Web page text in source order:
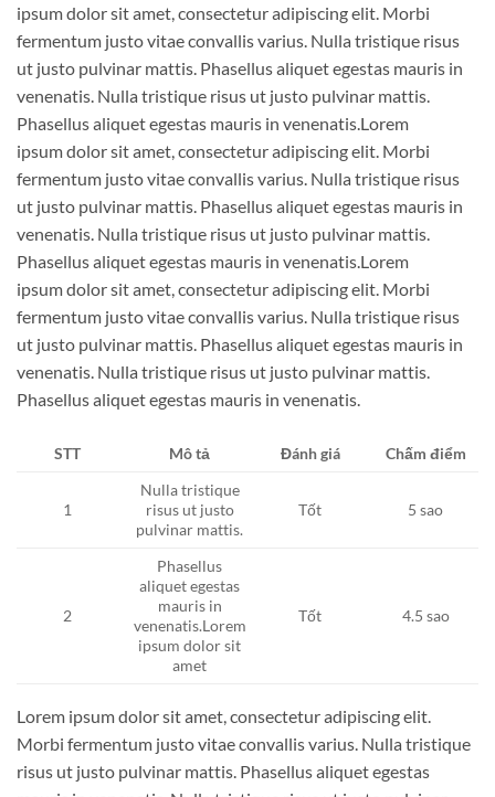
ipsum dolor sit amet, consectetur adipiscing elit. Morbi
fermentum justo vitae convallis varius. Nulla tristique risus
ut justo pulvinar mattis. Phasellus aliquet egestas mauris in
venenatis. Nulla tristique risus ut justo pulvinar mattis.
Phasellus aliquet egestas mauris in venenatis.Lorem
ipsum dolor sit amet, consectetur adipiscing elit. Morbi
fermentum justo vitae convallis varius. Nulla tristique risus
ut justo pulvinar mattis. Phasellus aliquet egestas mauris in
venenatis. Nulla tristique risus ut justo pulvinar mattis.
Phasellus aliquet egestas mauris in venenatis.Lorem
ipsum dolor sit amet, consectetur adipiscing elit. Morbi
fermentum justo vitae convallis varius. Nulla tristique risus
ut justo pulvinar mattis. Phasellus aliquet egestas mauris in
venenatis. Nulla tristique risus ut justo pulvinar mattis.
Phasellus aliquet egestas mauris in venenatis.
STT Mô tả Đánh giá Chấm điểm
1
Nulla tristique
risus ut justo
pulvinar mattis.
Tốt 5 sao
2
Phasellus
aliquet egestas
mauris in
venenatis.Lorem
ipsum dolor sit
amet
Tốt 4.5 sao
Lorem ipsum dolor sit amet, consectetur adipiscing elit.
Morbi fermentum justo vitae convallis varius. Nulla tristique
risus ut justo pulvinar mattis. Phasellus aliquet egestas